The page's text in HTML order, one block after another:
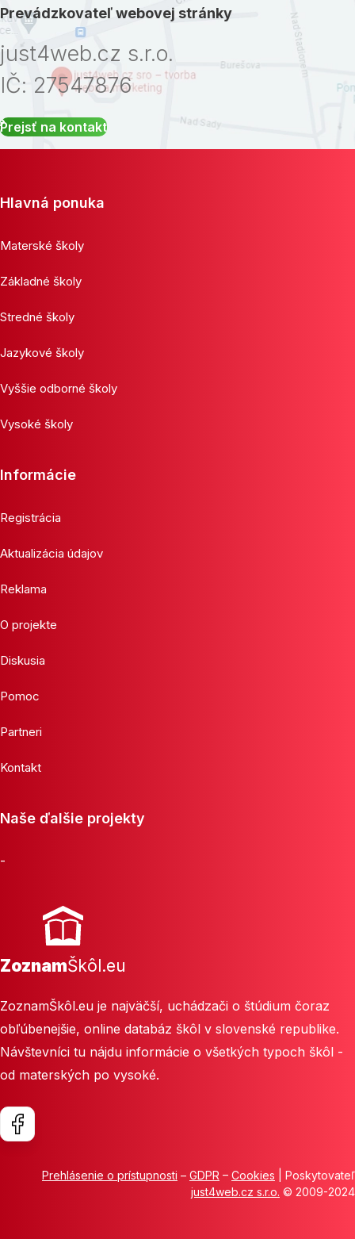
Prevádzkovateľ webovej stránky
just4web.cz s.r.o.
IČ: 27547876
Prejsť na kontakt
Hlavná ponuka
Materské školy
Základné školy
Stredné školy
Jazykové školy
Vyššie odborné školy
Vysoké školy
Informácie
Registrácia
Aktualizácia údajov
Reklama
O projekte
Diskusia
Pomoc
Partneri
Kontakt
Naše ďalšie projekty
-
ZoznamŠkôl.eu
ZoznamŠkôl.eu je najväčší, uchádzači o štúdium čoraz
obľúbenejšie, online databáz škôl v slovenské republike.
Návštevníci tu nájdu informácie o všetkých typoch škôl -
od materských po vysoké.
Prehlásenie o prístupnosti – GDPR – Cookies | Poskytovateľ
just4web.cz s.r.o. © 2009-2024